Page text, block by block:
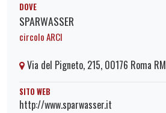
DOVE
SPARWASSER
circolo ARCI
Via del Pigneto, 215, 00176 Roma RM
SITO WEB
http://www.sparwasser.it